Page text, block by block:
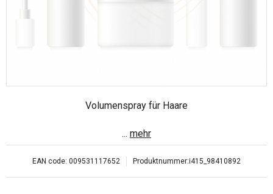
Volumenspray für Haare
... mehr
EAN code: 009531117652 Produktnummer:i415_98410892